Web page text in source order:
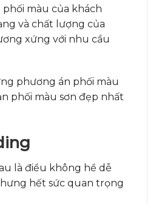
màu của khách
và chất lượng của
xứng với nhu cầu
phương án phối màu
phối màu sơn đẹp nhất
là điều không hề dễ
hết sức quan trọng